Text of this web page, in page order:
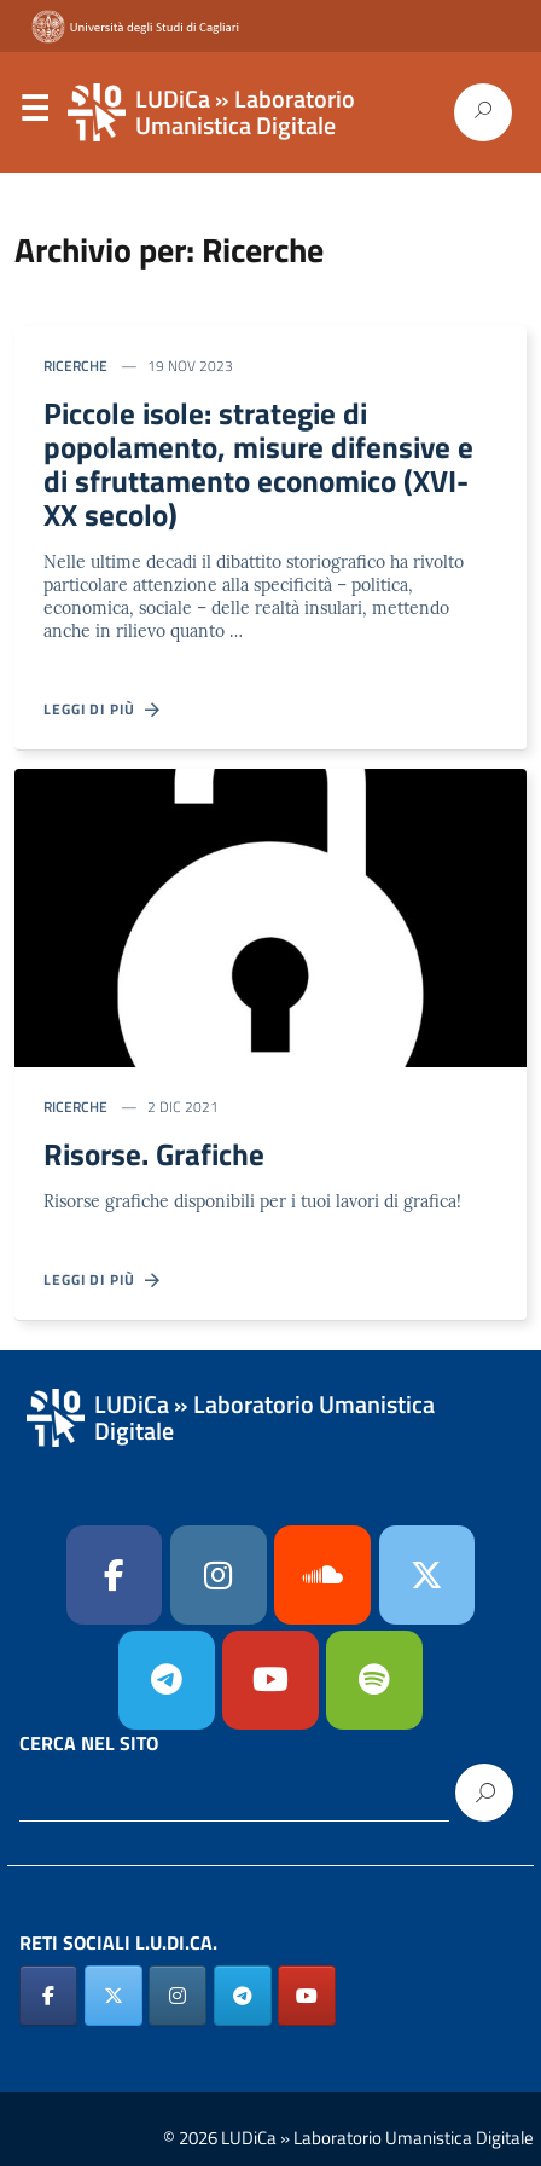
LUDiCa » Laboratorio
Umanistica Digitale
Archivio per: Ricerche
RICERCHE 19 NOV 2023
Piccole isole: strategie di
popolamento, misure difensive e
di sfruttamento economico (XVI-
XX secolo)
Nelle ultime decadi il dibattito storiografico ha rivolto
particolare attenzione alla specificità – politica,
economica, sociale – delle realtà insulari, mettendo
anche in rilievo quanto …
LEGGI DI PIÙ
RICERCHE 2 DIC 2021
Risorse. Grafiche
Risorse grafiche disponibili per i tuoi lavori di grafica!
LEGGI DI PIÙ
LUDiCa » Laboratorio Umanistica
Digitale
CERCA NEL SITO
RETI SOCIALI L.U.DI.CA.
© 2026 LUDiCa » Laboratorio Umanistica Digitale